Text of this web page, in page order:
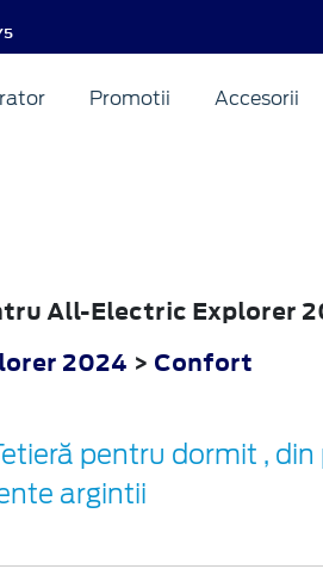
5
Promotii Accesorii
All-Electric Explorer
2024 > Confort
pentru dormit , din
argintii